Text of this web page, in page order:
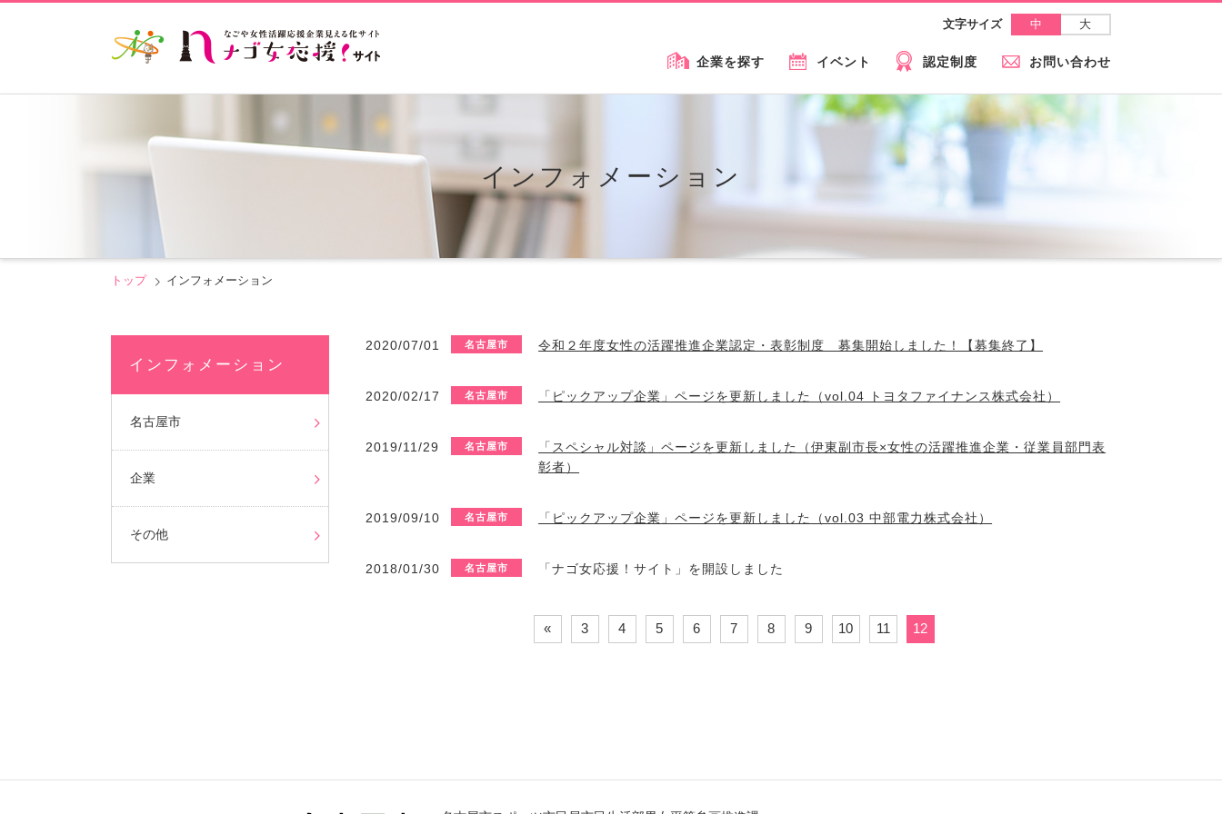
文字サイズ 中 大
企業を探す イベント 認定制度 お問い合わせ
インフォメーション
トップ インフォメーション
インフォメーション
名古屋市
企業
その他
2020/07/01 名古屋市 令和２年度女性の活躍推進企業認定・表彰制度 募集開始しました！【募集終了】
2020/02/17 名古屋市 「ピックアップ企業」ページを更新しました（vol.04 トヨタファイナンス株式会社）
2019/11/29 名古屋市
「スペシャル対談」ページを更新しました（伊東副市長×女性の活躍推進企業・従業員部門表
彰者）
2019/09/10 名古屋市 「ピックアップ企業」ページを更新しました（vol.03 中部電力株式会社）
2018/01/30 名古屋市 「ナゴ女応援！サイト」を開設しました
« 3 4 5 6 7 8 9 10 11 12